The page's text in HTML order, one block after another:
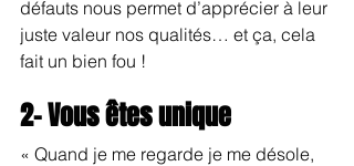
défauts nous permet d’apprécier à leur
juste valeur nos qualités… et ça, cela
fait un bien fou !
2- Vous êtes unique
« Quand je me regarde je me désole,